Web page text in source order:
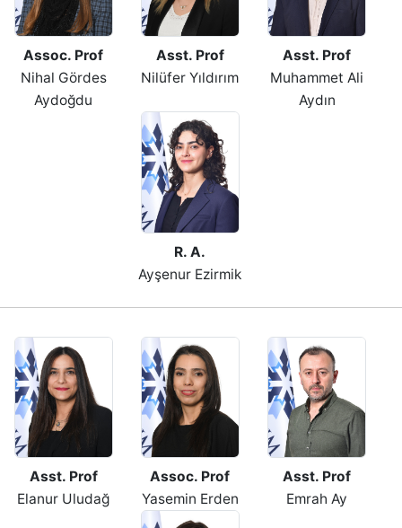
Assoc. Prof
Nihal Gördes
Aydoğdu
Asst. Prof
Nilüfer Yıldırım
Asst. Prof
Muhammet Ali
Aydın
R. A.
Ayşenur Ezirmik
Asst. Prof
Elanur Uludağ
Assoc. Prof
Yasemin Erden
Asst. Prof
Emrah Ay